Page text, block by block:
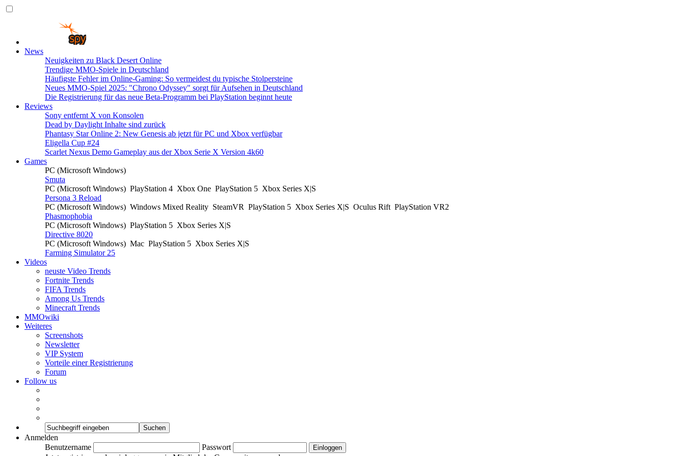
News
Neuigkeiten zu Black Desert Online
Trendige MMO-Spiele in Deutschland
Häufigste Fehler im Online-Gaming: So vermeidest du typische Stolpersteine
Neues MMO-Spiel 2025: "Chrono Odyssey" sorgt für Aufsehen in Deutschland
Die Registrierung für das neue Beta-Programm bei PlayStation beginnt heute
Reviews
Sony entfernt X von Konsolen
Dead by Daylight Inhalte sind zurück
Phantasy Star Online 2: New Genesis ab jetzt für PC und Xbox verfügbar
Eligella Cup #24
Scarlet Nexus Demo Gameplay aus der Xbox Serie X Version 4k60
Games
PC (Microsoft Windows)
Smuta
PC (Microsoft Windows) PlayStation 4 Xbox One PlayStation 5 Xbox Series X|S
Persona 3 Reload
PC (Microsoft Windows) Windows Mixed Reality SteamVR PlayStation 5 Xbox Series X|S Oculus Rift PlayStation VR2
Phasmophobia
PC (Microsoft Windows) PlayStation 5 Xbox Series X|S
Directive 8020
PC (Microsoft Windows) Mac PlayStation 5 Xbox Series X|S
Farming Simulator 25
Videos
neuste Video Trends
Fortnite Trends
FIFA Trends
Among Us Trends
Minecraft Trends
MMOwiki
Weiteres
Screenshots
Newsletter
VIP System
Vorteile einer Registrierung
Forum
Follow us
Anmelden
Benutzername
Passwort